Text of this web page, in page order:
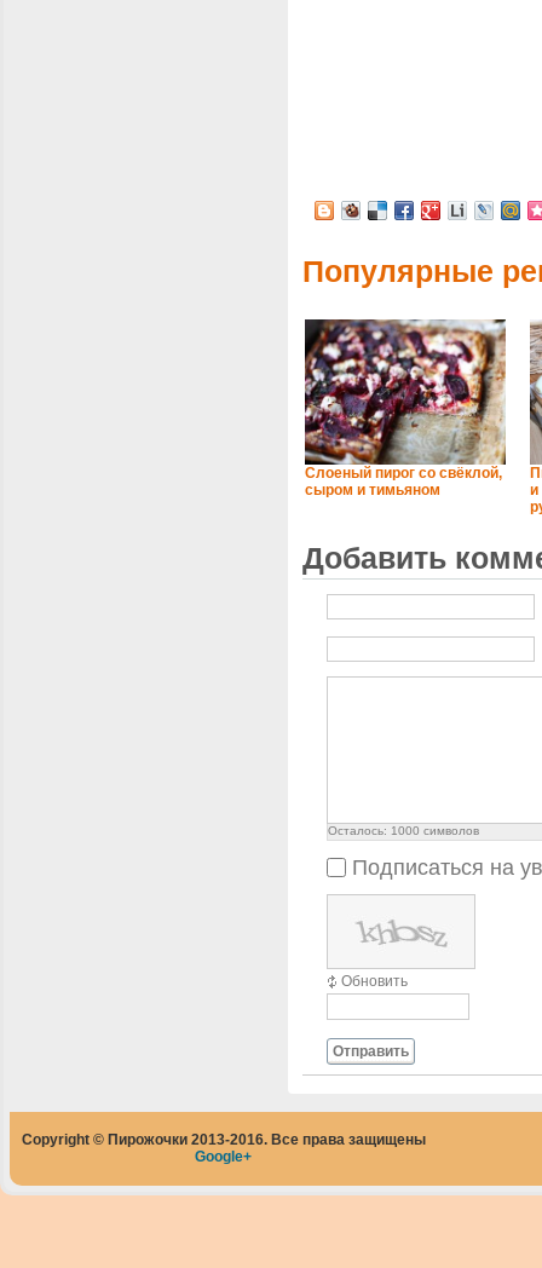
Популярные
Слоеный пирог со свёклой,
сыром и тимьяном
и
Добавить
Осталось: 1000 символов
Подписаться на
Обновить
Отправить
Copyright © Пирожочки 2013-2016. Все права защищены
Google+